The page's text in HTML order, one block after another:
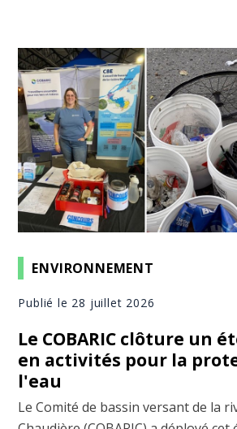
ENVIRONNEMENT
Publié le 28 juillet 2026
Le COBARIC clôture un
en activités pour la
l'eau
Le Comité de bassin versant de la